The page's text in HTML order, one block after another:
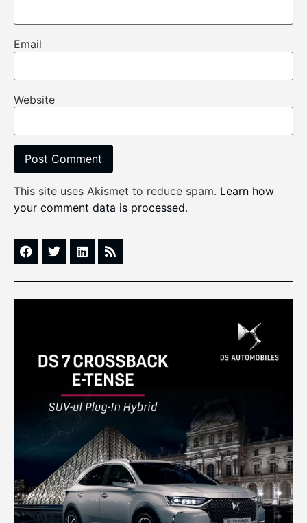
Email
Website
This site uses Akismet to reduce spam. Learn how
your comment data is processed.